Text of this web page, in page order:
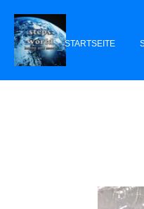
Zum
Hauptinhalt
springen
STARTSEITE